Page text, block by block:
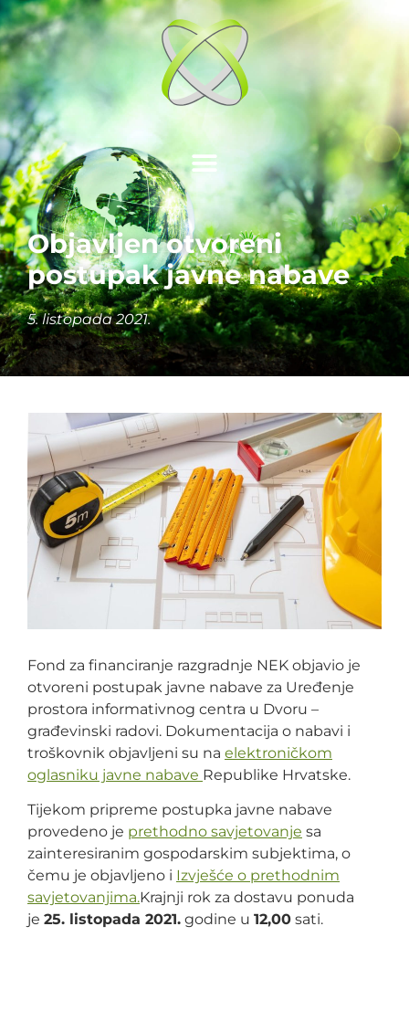
Objavljen otvoreni
postupak javne nabave
5. listopada 2021.
Fond za financiranje razgradnje NEK objavio je
otvoreni postupak javne nabave za Uređenje
prostora informativnog centra u Dvoru –
građevinski radovi. Dokumentacija o nabavi i
troškovnik objavljeni su na elektroničkom
oglasniku javne nabave Republike Hrvatske.
Tijekom pripreme postupka javne nabave
provedeno je prethodno savjetovanje sa
zainteresiranim gospodarskim subjektima, o
čemu je objavljeno i Izvješće o prethodnim
savjetovanjima.Krajnji rok za dostavu ponuda
je 25. listopada 2021. godine u 12,00 sati.